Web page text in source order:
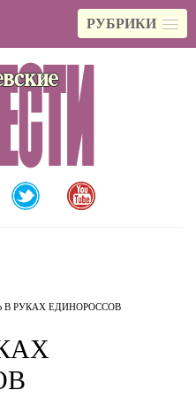
РУБРИКИ
В РУКАХ ЕДИНОРОССОВ